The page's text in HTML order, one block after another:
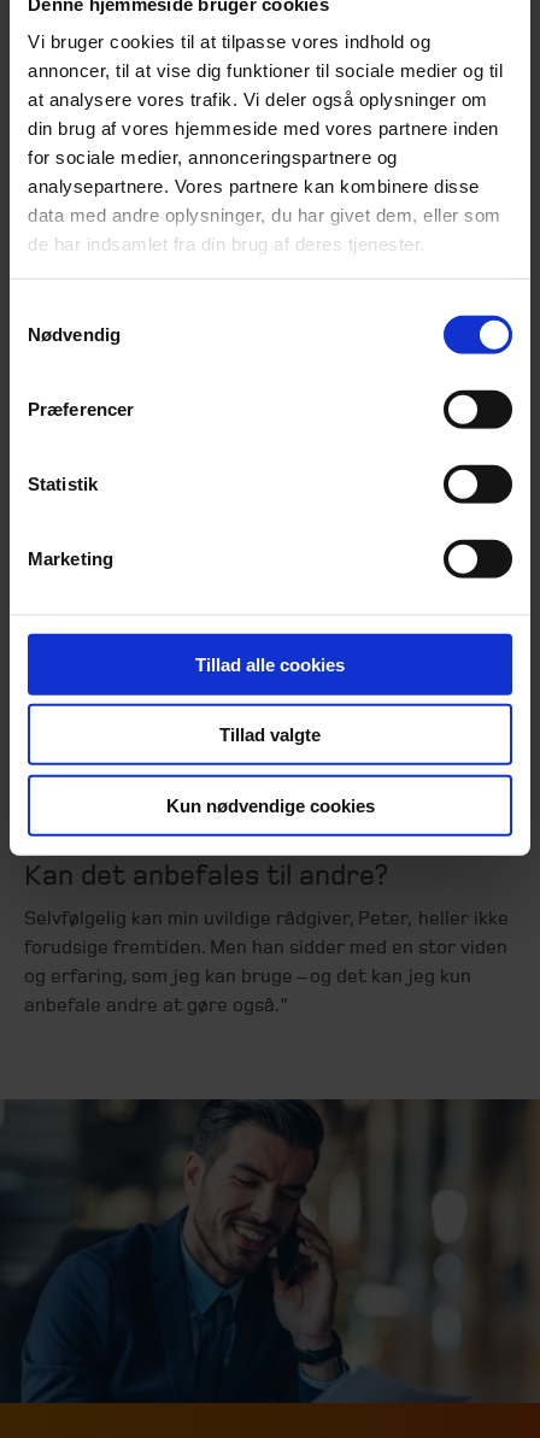
Vi bruger cookies til at tilpasse vores indhold og
annoncer, til at vise dig funktioner til sociale medier og til
at analysere vores trafik. Vi deler også oplysninger om
din brug af vores hjemmeside med vores partnere inden
for sociale medier, annonceringspartnere og
analysepartnere. Vores partnere kan kombinere disse
data med andre oplysninger, du har givet dem, eller som
de har indsamlet fra din brug af deres tjenester.
Nødvendig
Præferencer
Statistik
Marketing
Tillad alle cookies
Tillad valgte
Kun nødvendige cookies
Hvordan var oplevelsen?
"Den største styrke er helt klart, at der bliver tænkt på
mig og mine interesser i rådgivningen. Her handler det
ikke om at sælge et produkt fra hylden og her er der
ikke noget, der er uigennemskueligt.
Der er rene linjer, gennemsigtighed og sparring helt
nede på jorden.Der er tydeligvis plads til alle slags
kunder – store som små. Det er en anden form for
samarbejde, hvor forståelse og tryghed omkring de
valg, der træffes, virkelig er i centrum.
Samtidig er rådgivningen velforberedt, godt opdateret
og på et meget højt vidensniveau, så valgene omkring
velinformeret."
"Helt konkret kan jeg se, at mit afkast er blevet
har været betydelige udsving i markedet, har jeg
opnået et stabilt og fornuftigt afkast undervejs. Så jeg
må bare sige, at de gør det godt, med de produkter de
Med andre ord har min uvildige rådgiver ikke kun været
god til at formidle løsninger, men er også dygtige til at
Kan det anbefales til andre?
Selvfølgelig kan min uvildige rådgiver, Peter, heller ikke
forudsige fremtiden. Men han sidder med en stor viden
og erfaring, som jeg kan bruge – og det kan jeg kun
anbefale andre at gøre også."